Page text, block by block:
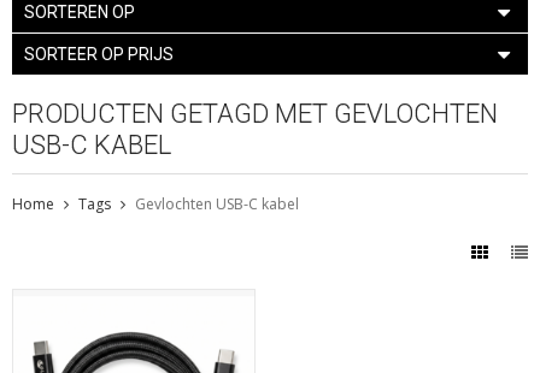
SORTEREN OP
SORTEER OP PRIJS
PRODUCTEN GETAGD MET GEVLOCHTEN
USB-C KABEL
Home Tags Gevlochten USB-C kabel